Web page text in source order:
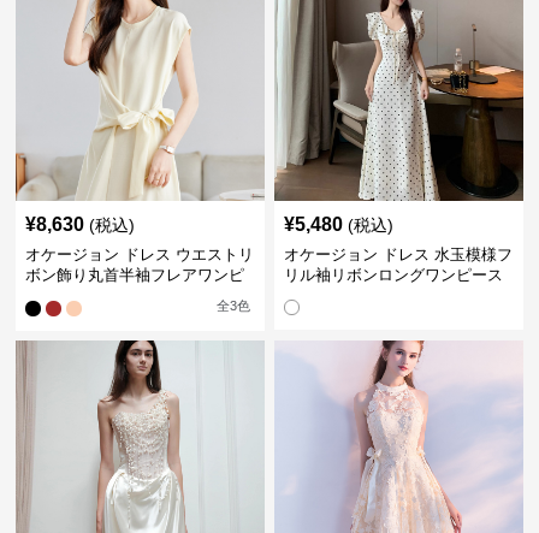
¥8,630 (税込)
オケージョン ドレス ウエストリ
ボン飾り丸首半袖フレアワンピ
全3色
¥5,480 (税込)
オケージョン ドレス 水玉模様フ
リル袖リボンロングワンピース